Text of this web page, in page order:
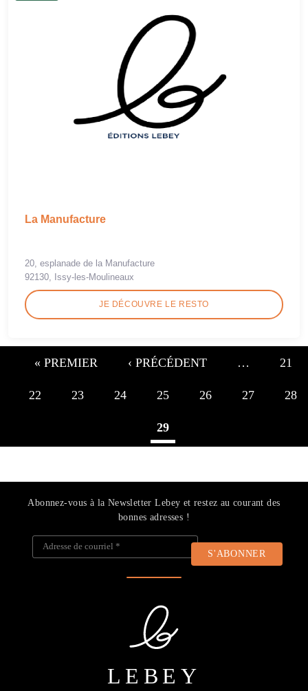
La Manufacture
20, esplanade de la Manufacture
92130, Issy-les-Moulineaux
JE DÉCOUVRE LE RESTO
« PREMIER ‹ PRÉCÉDENT … 21
22 23 24 25 26 27 28
29
Abonnez-vous à la Newsletter Lebey et restez au courant des
bonnes adresses !
Adresse de courriel
LEBEY